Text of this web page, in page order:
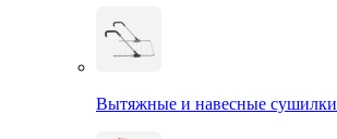
Вытяжные и навесные сушилки